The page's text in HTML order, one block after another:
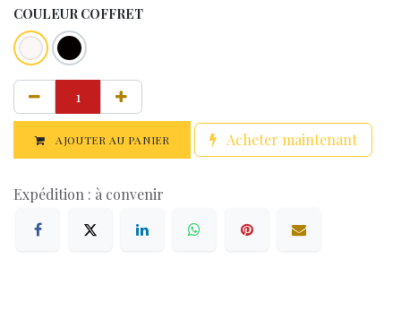
COULEUR COFFRET
AJOUTER AU PANIER Acheter maintenant
Expédition : à convenir